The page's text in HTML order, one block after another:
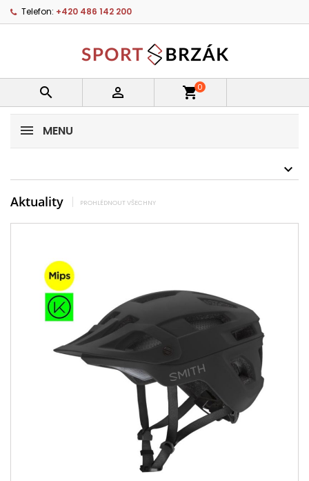
Telefon: +420 486 142 200
  shopping_cart0
MENU
Aktuality PROHLÉDNOUT VŠECHNY